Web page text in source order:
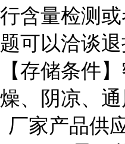
行含量检测
题可以洽谈退
【存储条件
燥、阴凉、通
厂家产品供